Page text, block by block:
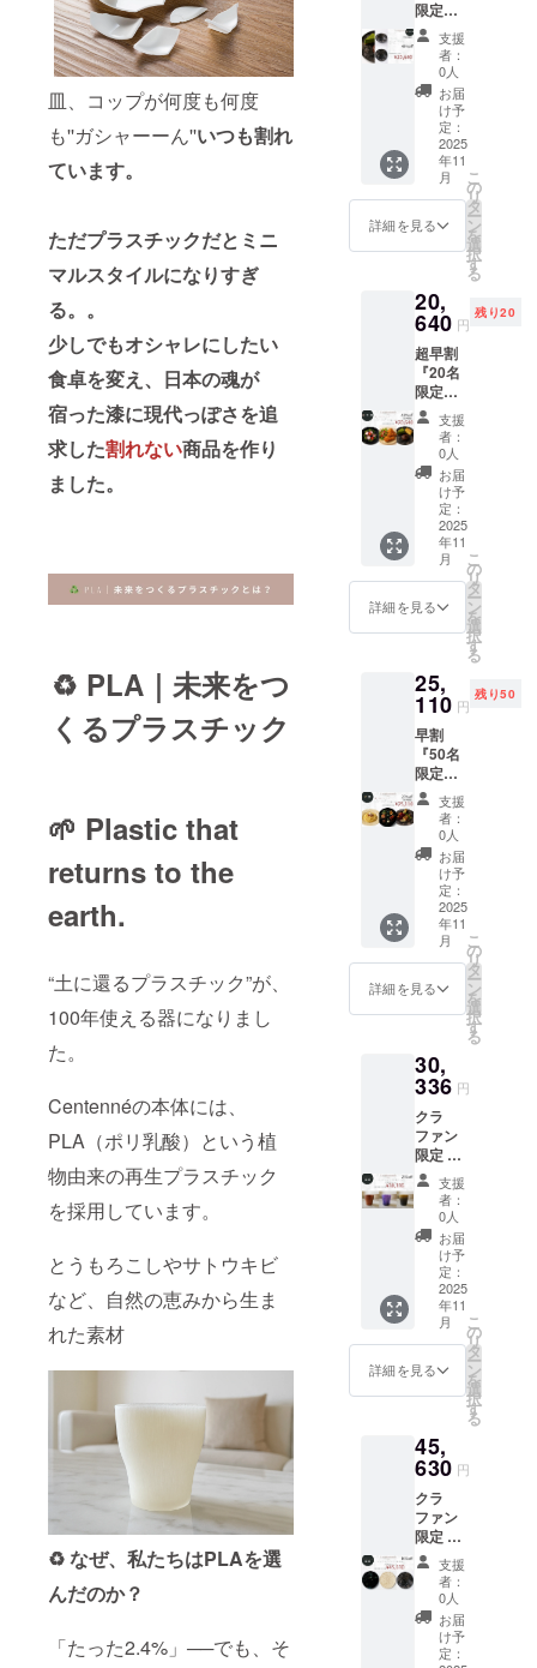
皿、コップが何度も何度
も''ガシャーーん''いつも割れ
ています。
ただプラスチックだとミニ
マルスタイルになりすぎ
る。。
少しでもオシャレにしたい
食卓を変え、日本の魂が
宿った漆に現代っぽさを追
求した割れない商品を作り
ました。
♻️ PLA｜未来をつ
くるプラスチック
🌱 Plastic that
returns to the
earth.
“土に還るプラスチック”が、
100年使える器になりまし
た。
Centennéの本体には、
PLA（ポリ乳酸）という植
物由来の再生プラスチック
を採用しています。
とうもろこしやサトウキビ
など、自然の恵みから生ま
れた素材
♻️ なぜ、私たちはPLAを選
んだのか？
「たった2.4%」──でも、そ
320g 素
材：
PLA＋
漆塗り
塗装
（金が
混ざっ
てるデ
ザイン
は剥が
れ防止
のため
ティン
グ）
限定』
Stream
シリー
ズセッ
ト 深皿
スクー
プサイ
ズ：
φ257×
H50mm
重さ：
350g 生
産地：
日本 平
ズ：
φ275×
H11mm
重さ：
320g 素
材：
PLA＋
漆塗り
塗装
（金が
混ざっ
てるデ
ザイン
は剥が
れ防止
のため
表面に
グ）
支援
者：
0人
お届
け予
定：
2025
年11
月
詳細を見る
こ
の
リ
タ
ー
ン
を
選
択
す
る
20,
640 円
残り20
超早割
『20名
限定』
選べる
センテ
ネプ
レート
ディー
ププ
レート
深皿ス
クープ
サイ
ズ：
φ257×
H50mm
重さ：
350g 生
産地：
日本 平
皿 サイ
ズ：
φ275×
H11mm
重さ：
320g 素
材：
PLA＋
漆塗り
塗装
（金が
混ざっ
てるデ
のため
表面に
ウレタ
ンコー
ティン
グ）
支援
者：
0人
お届
け予
定：
2025
年11
月
詳細を見る
こ
の
リ
タ
ー
ン
を
選
択
す
る
25,
110 円
残り50
早割
『50名
限定』
選べる
センテ
ネプ
レート
ディー
ププ
レート
深皿ス
クープ
サイ
ズ：
φ257×
H50mm
重さ：
350g 生
産地：
日本 平
皿 サイ
ズ：
φ275×
H11mm
重さ：
320g 素
材：
PLA＋
漆塗り
塗装
（金が
混ざっ
てるデ
のため
表面に
ウレタ
ンコー
ティン
グ）
支援
者：
0人
お届
け予
定：
2025
年11
月
詳細を見る
こ
の
リ
タ
ー
ン
を
選
択
す
る
30,
336 円
クラ
ファン
限定 セ
ンテネ
PLA漆
コップ
全種類
セット
直径×高
(mm):7
3×90
支援
者：
0人
お届
け予
定：
2025
年11
月
詳細を見る
こ
の
リ
タ
ー
ン
を
選
択
す
る
45,
630 円
クラ
ファン
限定 セ
ンテネ
プレー
ト（漆
平皿）
全種類
セット
支援
者：
0人
お届
け予
定：